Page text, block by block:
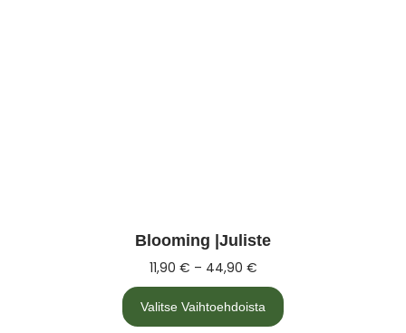
Blooming |Juliste
11,90 € – 44,90 €
Valitse Vaihtoehdoista